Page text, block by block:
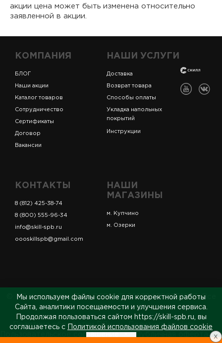
акции цена может быть изменена относительно
заявленной в акции.
КОМПАНИЯ
БЛОГ
Наши акции
Каталог товаров
Сотрудничество
Сертификаты
Договор
Вакансии
НАШИ УСЛУГИ
Доставка
Возврат товара
Способы оплаты
Укладка напольных
покрытий
Инструкции
КОНТАКТЫ
8 (812) 425-38-74
8 (800) 555-96-34
info@skill-spb.ru
oooskillspb@gmail.com
НАШИ
МАГАЗИНЫ
м. Купчино
м. Озерки
© ИП Коновалов Д.А., ОГРНИП 325784700361023. Все
права защищены.
Политика обработки ПДн
Политика cookies
Пользовательское соглашение
Публичная оферта
Мы используем файлы cookie для корректной работы
Сайта, аналитики посещаемости и улучшения сервиса.
Продолжая пользоваться сайтом https://skill-spb.ru, вы
соглашаетесь с
Политикой использования файлов cookie
x